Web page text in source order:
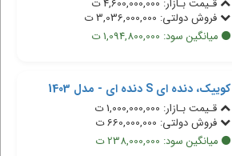
قـیمت بـازار: 4,600,000,000 ت
فروش دولتی: 3,036,000,000 ت
میانگین سود: 1,094,800,000 ت
کوییک، دنده ای S دنده ای - مدل 1403
قـیمت بـازار: 1,000,000,000 ت
فروش دولتی: 660,000,000 ت
میانگین سود: 238,000,000 ت